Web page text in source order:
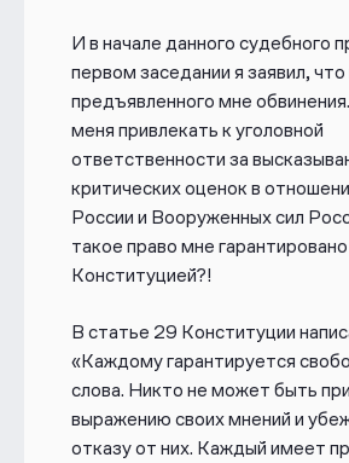
И в начале данного судебного
первом заседании я заявил,
предъявленного мне
меня привлекать к уголовной
ответственности за
критических оценок в
России и Вооруженных сил
такое право мне гарантировано
Конституцией?!
В статье 29 Конституции
«Каждому гарантируется
слова. Никто не может быть
выражению своих мнений и
отказу от них. Каждый имеет